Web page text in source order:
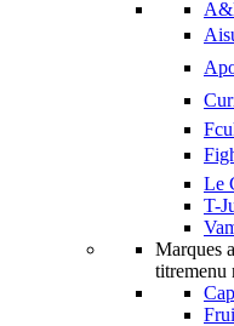
Le
T-
Marques
titremenu